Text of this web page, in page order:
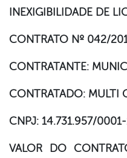
INEXIGIBILIDADE DE
CONTRATO Nº 042/
CONTRATANTE:
CONTRATADO: MULTI
CNPJ: 14.731.957/
VALOR DO